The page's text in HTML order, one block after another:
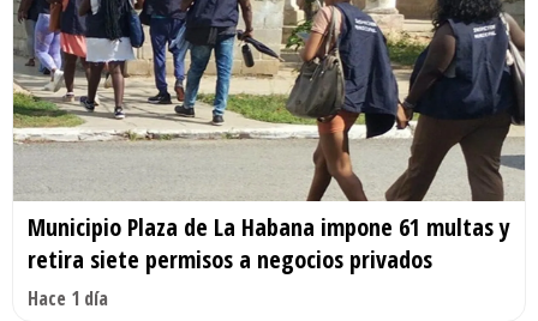
Municipio Plaza de La Habana impone 61 multas y
retira siete permisos a negocios privados
Hace 1 día